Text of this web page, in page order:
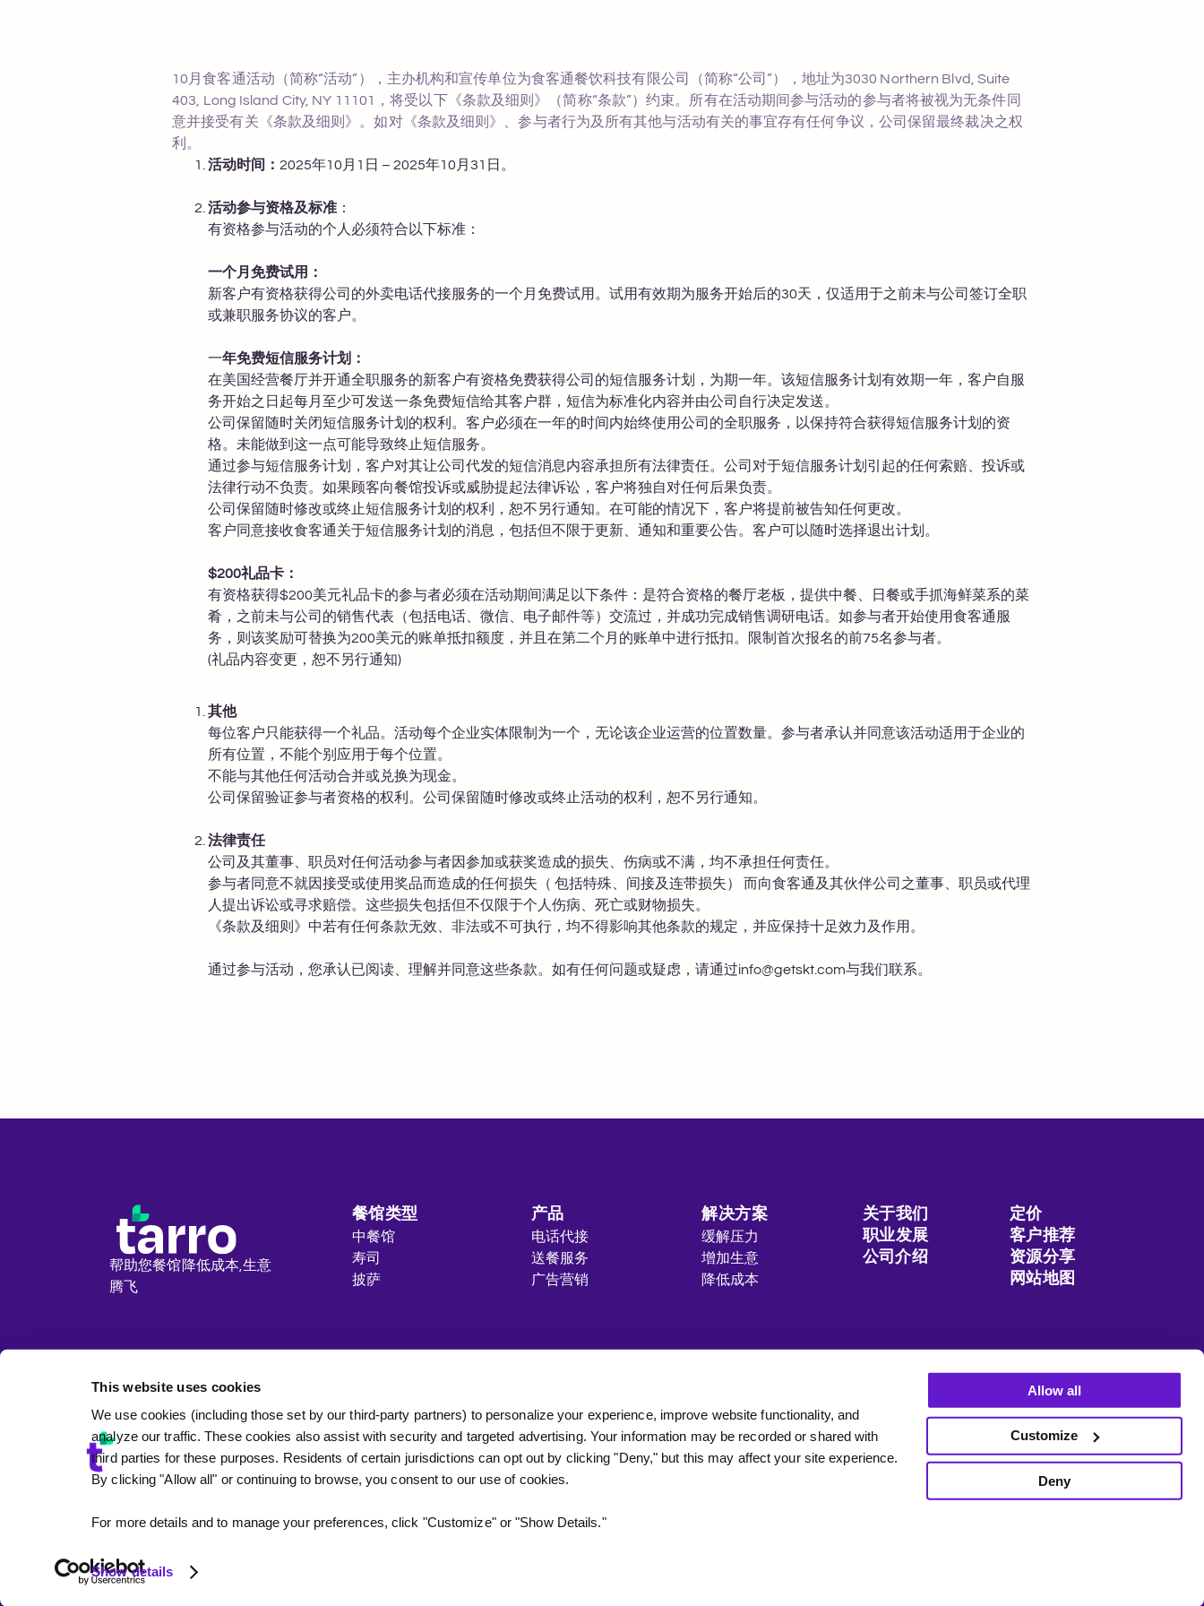
This website uses cookies
We use cookies (including those set by our third-party partners) to personalize your experience, improve website functionality, and
analyze our traffic. These cookies also assist with security and targeted advertising. Your information may be recorded or shared with
third parties for these purposes. Residents of certain jurisdictions can opt out by clicking "Deny," but this may affect your site experience.
By clicking "Allow all" or continuing to browse, you consent to our use of cookies.
For more details and to manage your preferences, click "Customize" or "Show Details."
Show details
Allow all
Customize
Deny
10月食客通活动（简称“活动”），主办机构和宣传单位为食客通餐饮科技有限公司（简称“公司”），地址为3030 Northern Blvd, Suite
403, Long Island City, NY 11101，将受以下《条款及细则》（简称“条款”）约束。所有在活动期间参与活动的参与者将被视为无条件同
意并接受有关《条款及细则》。如对《条款及细则》、参与者行为及所有其他与活动有关的事宜存有任何争议，公司保留最终裁决之权
利。
活动时间： 2025年10月1日 – 2025年10月31日。
活动参与资格及标准 ：
有资格参与活动的个人必须符合以下标准：
一个月免费试用：
新客户有资格获得公司的外卖电话代接服务的一个月免费试用。试用有效期为服务开始后的30天，仅适用于之前未与公司签订全职
或兼职服务协议的客户。
一年免费短信服务计划：
在美国经营餐厅并开通全职服务的新客户有资格免费获得公司的短信服务计划，为期一年。该短信服务计划有效期一年，客户自服
务开始之日起每月至少可发送一条免费短信给其客户群，短信为标准化内容并由公司自行决定发送。
公司保留随时关闭短信服务计划的权利。客户必须在一年的时间内始终使用公司的全职服务，以保持符合获得短信服务计划的资
格。未能做到这一点可能导致终止短信服务。
通过参与短信服务计划，客户对其让公司代发的短信消息内容承担所有法律责任。公司对于短信服务计划引起的任何索赔、投诉或
法律行动不负责。如果顾客向餐馆投诉或威胁提起法律诉讼，客户将独自对任何后果负责。
公司保留随时修改或终止短信服务计划的权利，恕不另行通知。在可能的情况下，客户将提前被告知任何更改。
客户同意接收食客通关于短信服务计划的消息，包括但不限于更新、通知和重要公告。客户可以随时选择退出计划。
$200礼品卡：
有资格获得$200美元礼品卡的参与者必须在活动期间满足以下条件：是符合资格的餐厅老板，提供中餐、日餐或手抓海鲜菜系的菜
肴，之前未与公司的销售代表（包括电话、微信、电子邮件等）交流过，并成功完成销售调研电话。如参与者开始使用食客通服
务，则该奖励可替换为200美元的账单抵扣额度，并且在第二个月的账单中进行抵扣。限制首次报名的前75名参与者。
(礼品内容变更，恕不另行通知)
其他
每位客户只能获得一个礼品。活动每个企业实体限制为一个，无论该企业运营的位置数量。参与者承认并同意该活动适用于企业的
所有位置，不能个别应用于每个位置。
不能与其他任何活动合并或兑换为现金。
公司保留验证参与者资格的权利。公司保留随时修改或终止活动的权利，恕不另行通知。
法律责任
公司及其董事、职员对任何活动参与者因参加或获奖造成的损失、伤病或不满，均不承担任何责任。
参与者同意不就因接受或使用奖品而造成的任何损失（ 包括特殊、间接及连带损失） 而向食客通及其伙伴公司之董事、职员或代理
人提出诉讼或寻求赔偿。这些损失包括但不仅限于个人伤病、死亡或财物损失。
《条款及细则》中若有任何条款无效、非法或不可执行，均不得影响其他条款的规定，并应保持十足效力及作用。
通过参与活动，您承认已阅读、理解并同意这些条款。如有任何问题或疑虑，请通过info@getskt.com与我们联系。
帮助您餐馆降低成本,生意
腾飞
餐馆类型
中餐馆
寿司
披萨
产品
电话代接
送餐服务
广告营销
解决方案
缓解压力
增加生意
降低成本
关于我们
职业发展
公司介绍
定价
客户推荐
资源分享
网站地图
Talk To Sales